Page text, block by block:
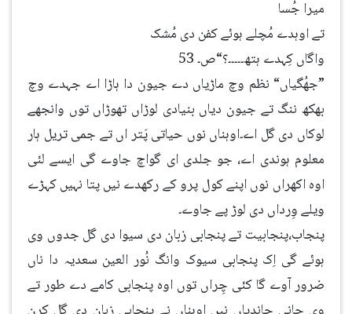
میرا جُسا
تے اوہدے مُچلے ہوئے کفن دی مُشک
واگاں کِہدے ہتھ۔۔۔۔۔؟“ص۔ 53
”جھُگیاں“ نظم وچ ماڑیاں دے جیون دا ہاڑا اے جہدے وچ
بھکھ ننگ تے جیون دیاں بنیادی لوڑاں تھوڑاں توں وانجھے
لوکاں دی گل اے۔اوہناں نوں حیاتی پَتر اں تے جمی تریل ہار
معلوم ہوندی اے، جو جلدی ای گواچ جاوے گی ایسے لئی
اوہ اکھراں نوں اپنے کول پرو کے رکھدے نیں پتا نہیں کہڑے
ویلے وِرداں دی لوڑ پے جاوے۔
پنجاب،پنجابیت تے پنجابی زبان دی سیوا دی گل جدوں وی
ہوئے گی اِک پنجابی سیوک وانگ نُور العین سعدیہ دا ناں
ضرور آوے گا کئی چِراں توں اوہ پنجابی کامے دے طور تے